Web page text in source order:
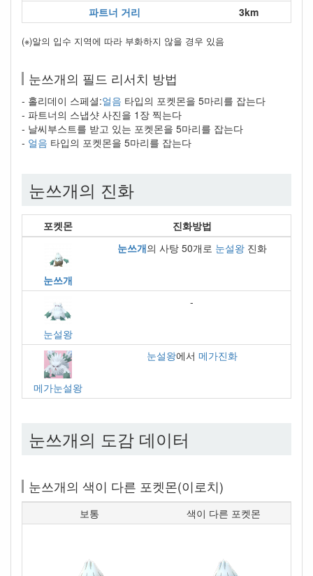
파트너 거리 3km
(※)알의 입수 지역에 따라 부화하지 않을 경우 있음
눈쓰개의 필드 리서치 방법
- 홀리데이 스페셜:얼음 타입의 포켓몬을 5마리를 잡는다
- 파트너의 스냅샷 사진을 1장 찍는다
- 날씨부스트를 받고 있는 포켓몬을 5마리를 잡는다
- 얼음 타입의 포켓몬을 5마리를 잡는다
눈쓰개의 진화
포켓몬 진화방법
눈쓰개
눈쓰개의 사탕 50개로 눈설왕진화
눈설왕
-
메가눈설왕
눈설왕에서 메가진화
눈쓰개의 도감 데이터
눈쓰개의 색이 다른 포켓몬(이로치)
보통 색이 다른 포켓몬